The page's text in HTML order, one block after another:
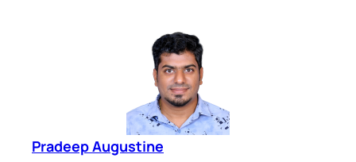
Pradeep Augustine